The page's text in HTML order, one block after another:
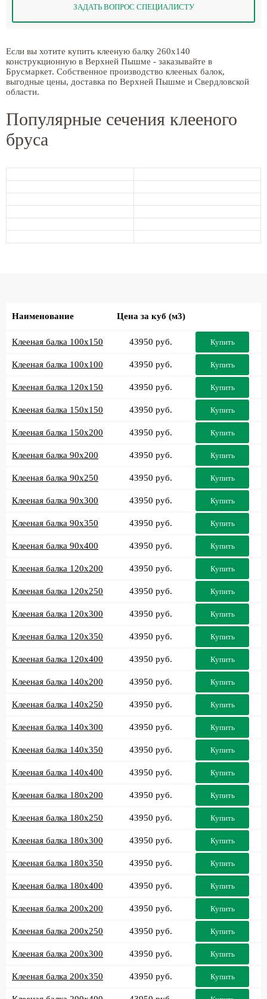
ЗАДАТЬ ВОПРОС СПЕЦИАЛИСТУ
Если вы хотите купить клееную балку 260x140
конструкционную в Верхней Пышме - заказывайте в
Брусмаркет. Собственное производство клееных балок,
выгодные цены, доставка по Верхней Пышме и Свердловской
области.
Популярные сечения клееного
бруса
Наименование Цена за куб (м3)
Клееная балка 100x150 43950 руб. Купить
Клееная балка 100x100 43950 руб. Купить
Клееная балка 120x150 43950 руб. Купить
Клееная балка 150x150 43950 руб. Купить
Клееная балка 150x200 43950 руб. Купить
Клееная балка 90x200 43950 руб. Купить
Клееная балка 90x250 43950 руб. Купить
Клееная балка 90x300 43950 руб. Купить
Клееная балка 90x350 43950 руб. Купить
Клееная балка 90x400 43950 руб. Купить
Клееная балка 120x200 43950 руб. Купить
Клееная балка 120x250 43950 руб. Купить
Клееная балка 120x300 43950 руб. Купить
Клееная балка 120x350 43950 руб. Купить
Клееная балка 120x400 43950 руб. Купить
Клееная балка 140x200 43950 руб. Купить
Клееная балка 140x250 43950 руб. Купить
Клееная балка 140x300 43950 руб. Купить
Клееная балка 140x350 43950 руб. Купить
Клееная балка 140x400 43950 руб. Купить
Клееная балка 180x200 43950 руб. Купить
Клееная балка 180x250 43950 руб. Купить
Клееная балка 180x300 43950 руб. Купить
Клееная балка 180x350 43950 руб. Купить
Клееная балка 180x400 43950 руб. Купить
Клееная балка 200x200 43950 руб. Купить
Клееная балка 200x250 43950 руб. Купить
Клееная балка 200x300 43950 руб. Купить
Клееная балка 200x350 43950 руб. Купить